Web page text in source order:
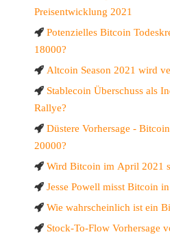
Preisentwicklung 2021
Potenzielles Bitcoin
18000?
Altcoin Season 2021 wird
Stablecoin Überschuss als
Rallye?
Düstere Vorhersage -
20000?
Wird Bitcoin im April 2021
Jesse Powell misst Bitcoin
Wie wahrscheinlich ist ein
Stock-To-Flow Vorhersage